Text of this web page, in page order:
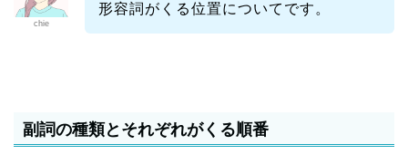
chie
形容詞がくる位置についてです。
副詞の種類とそれぞれがくる順番